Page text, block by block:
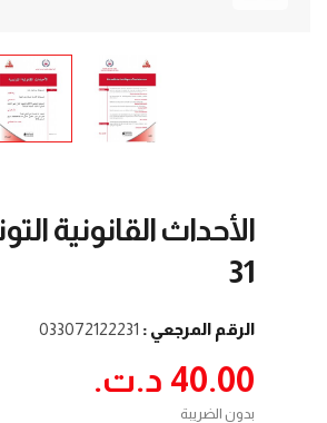
الأحداث القانونية
31
الرقم المرجعي : 033072122231
40.00 د.ت.‏
بدون الضريبة